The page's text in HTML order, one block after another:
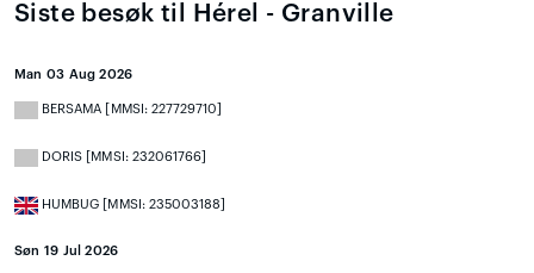
Siste besøk til Hérel - Granville
Man 03 Aug 2026
BERSAMA [MMSI: 227729710]
DORIS [MMSI: 232061766]
HUMBUG [MMSI: 235003188]
Søn 19 Jul 2026